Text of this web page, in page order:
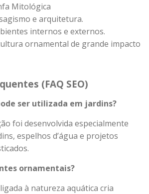
Mitológica
e arquitetura.
internos e externos.
ornamental de grande impacto
(FAQ SEO)
ser utilizada em jardins?
foi desenvolvida especialmente
espelhos d’água e projetos
ornamentais?
à natureza aquática cria